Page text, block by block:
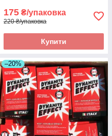
175 ₴/упаковка
220 ₴/упаковка
Купити
–20%